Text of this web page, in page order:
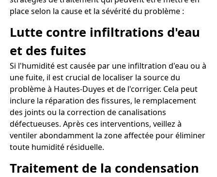
place selon la cause et la sévérité du problème :
Lutte contre infiltrations d'eau
et des fuites
Si l'humidité est causée par une infiltration d'eau ou à
une fuite, il est crucial de localiser la source du
problème à Hautes-Duyes et de l'corriger. Cela peut
inclure la réparation des fissures, le remplacement
des joints ou la correction de canalisations
défectueuses. Après ces interventions, veillez à
ventiler abondamment la zone affectée pour éliminer
toute humidité résiduelle.
Traitement de la condensation